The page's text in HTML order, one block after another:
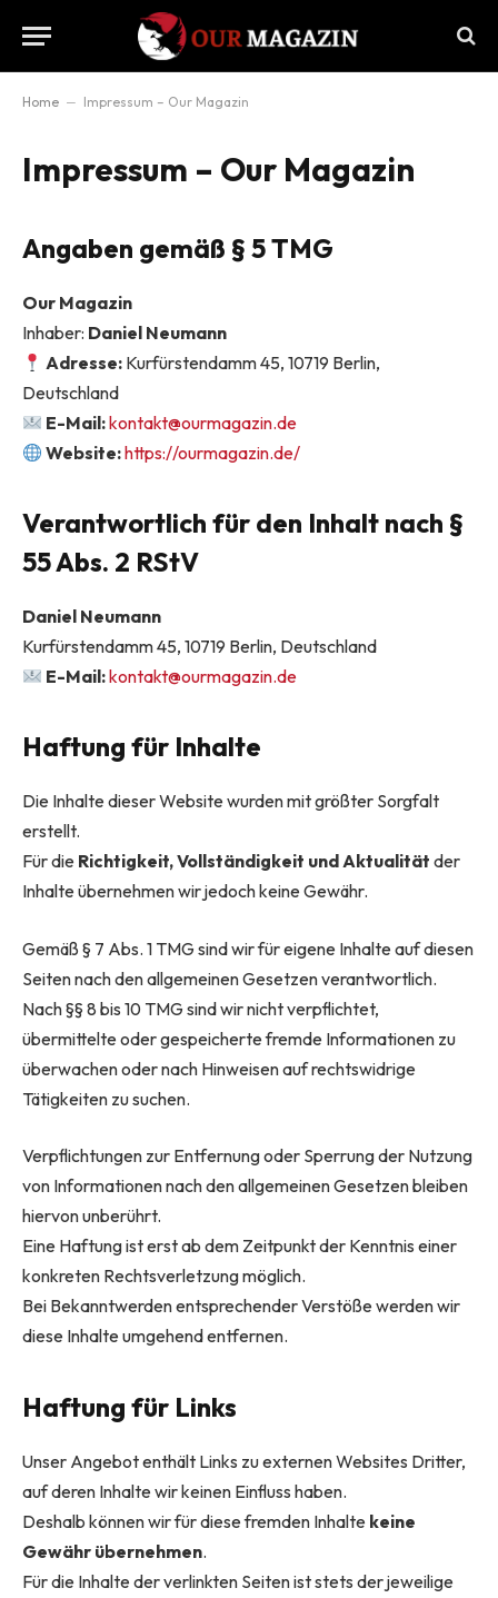
Home – Impressum – Our Magazin
Impressum – Our Magazin
Angaben gemäß § 5 TMG
Our Magazin
Inhaber: Daniel Neumann
Adresse: Kurfürstendamm 45, 10719 Berlin,
Deutschland
E-Mail:kontakt@ourmagazin.de
Website:https://ourmagazin.de/
Verantwortlich für den Inhalt nach §
55 Abs. 2 RStV
Daniel Neumann
Kurfürstendamm 45, 10719 Berlin, Deutschland
E-Mail:kontakt@ourmagazin.de
Haftung für Inhalte
Die Inhalte dieser Website wurden mit größter Sorgfalt
erstellt.
Für die Richtigkeit, Vollständigkeit und Aktualität der
Inhalte übernehmen wir jedoch keine Gewähr.
Gemäß § 7 Abs. 1 TMG sind wir für eigene Inhalte auf diesen
Seiten nach den allgemeinen Gesetzen verantwortlich.
Nach §§ 8 bis 10 TMG sind wir nicht verpflichtet,
übermittelte oder gespeicherte fremde Informationen zu
überwachen oder nach Hinweisen auf rechtswidrige
Tätigkeiten zu suchen.
Verpflichtungen zur Entfernung oder Sperrung der Nutzung
von Informationen nach den allgemeinen Gesetzen bleiben
hiervon unberührt.
Eine Haftung ist erst ab dem Zeitpunkt der Kenntnis einer
konkreten Rechtsverletzung möglich.
Bei Bekanntwerden entsprechender Verstöße werden wir
diese Inhalte umgehend entfernen.
Haftung für Links
Unser Angebot enthält Links zu externen Websites Dritter,
auf deren Inhalte wir keinen Einfluss haben.
Deshalb können wir für diese fremden Inhalte keine
Gewähr übernehmen.
Für die Inhalte der verlinkten Seiten ist stets der jeweilige